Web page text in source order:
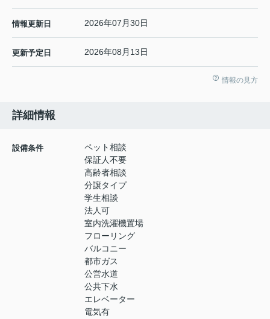
情報更新日 2026年07月30日
更新予定日 2026年08月13日
情報の見方
詳細情報
設備条件
ペット相談
保証人不要
高齢者相談
分譲タイプ
学生相談
法人可
室内洗濯機置場
フローリング
バルコニー
都市ガス
公営水道
公共下水
エレベーター
電気有